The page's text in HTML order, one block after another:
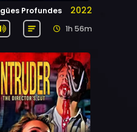
Profundes 2022
1h 56m